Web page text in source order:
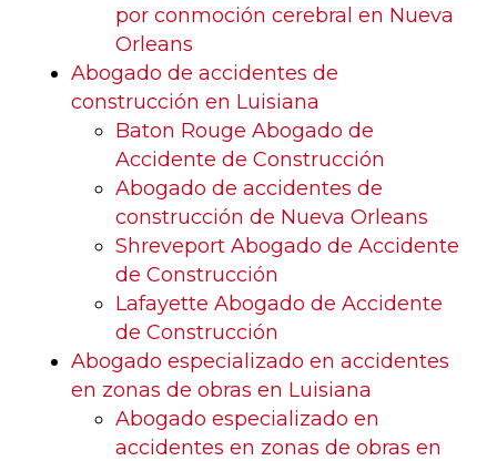
por conmoción cerebral en Nueva
Orleans
Abogado de accidentes de
construcción en Luisiana
Baton Rouge Abogado de
Accidente de Construcción
Abogado de accidentes de
construcción de Nueva Orleans
Shreveport Abogado de Accidente
de Construcción
Lafayette Abogado de Accidente
de Construcción
Abogado especializado en accidentes
en zonas de obras en Luisiana
Abogado especializado en
accidentes en zonas de obras en